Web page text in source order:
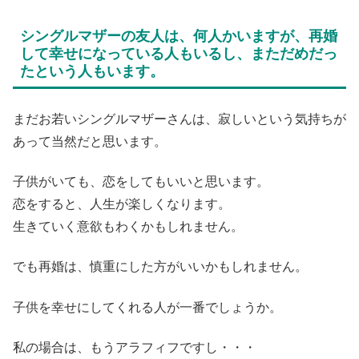
シングルマザーの友人は、何人かいますが、再婚
して幸せになっている人もいるし、まただめだっ
たという人もいます。
まだお若いシングルマザーさんは、寂しいという気持ちが
あって当然だと思います。
子供がいても、恋をしてもいいと思います。
恋をすると、人生が楽しくなります。
生きていく意欲もわくかもしれません。
でも再婚は、慎重にした方がいいかもしれません。
子供を幸せにしてくれる人が一番でしょうか。
私の場合は、もうアラフィフですし・・・